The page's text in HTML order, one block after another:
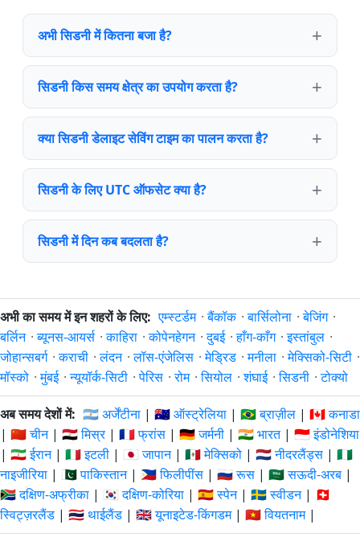
अभी सिडनी में कितना बजा है?
सिडनी किस समय क्षेत्र का उपयोग करता है?
क्या सिडनी डेलाइट सेविंग टाइम का पालन करता है?
सिडनी के लिए UTC ऑफसेट क्या है?
सिडनी में दिन कब बदलता है?
अभी का समय में इन शहरों के लिए: एम्स्टर्डम ·बैंकॉक ·बार्सिलोना ·बेजिंग ·
बर्लिन ·ब्यूनस-आयर्स ·काहिरा ·कोपेनहेगन ·दुबई ·हाँग-काँग ·इस्तांबुल ·
जोहान्सबर्ग ·कराची ·लंदन ·लॉस-एंजेलिस ·मेड्रिड ·मनीला ·मेक्सिको-सिटी ·
मॉस्को ·मुंबई ·न्यूयॉर्क-सिटी ·पेरिस ·रोम ·सियोल ·शंघाई ·सिडनी ·टोक्यो
अब समय देशों में: 🇦🇷 अर्जेंटीना | 🇦🇺 ऑस्ट्रेलिया | 🇧🇷 ब्राज़ील | 🇨🇦 कनाडा
| 🇨🇳 चीन| 🇪🇬 मिस्र| 🇫🇷 फ्रांस | 🇩🇪 जर्मनी | 🇮🇳 भारत| 🇮🇩 इंडोनेशिया
| 🇮🇷 ईरान| 🇮🇹 इटली | 🇯🇵 जापान| 🇲🇽 मेक्सिको | 🇳🇱 नीदरलैंड्स | 🇳🇬
नाइजीरिया | 🇵🇰 पाकिस्तान| 🇵🇭 फिलीपींस | 🇷🇺 रूस | 🇸🇦 सऊदी-अरब |
🇿🇦 दक्षिण-अफ्रीका | 🇰🇷 दक्षिण-कोरिया | 🇪🇸 स्पेन| 🇸🇪 स्वीडन| 🇨🇭
स्विट्ज़रलैंड | 🇹🇭 थाईलैंड | 🇬🇧 यूनाइटेड-किंगडम| 🇻🇳 वियतनाम|